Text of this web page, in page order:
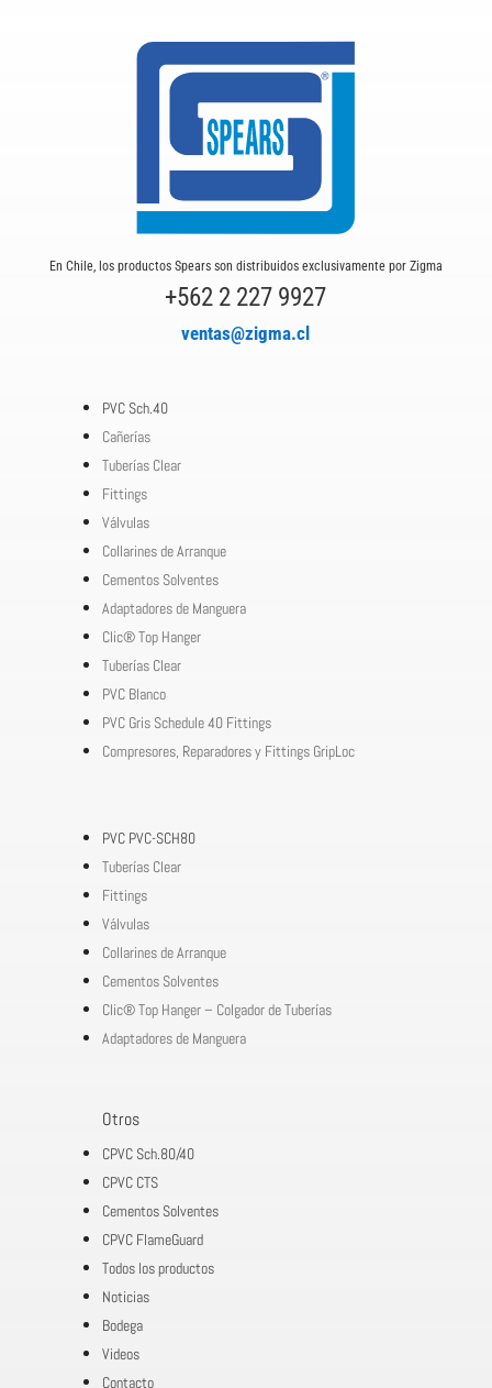
En Chile, los productos Spears son distribuidos exclusivamente por Zigma
+562 2 227 9927
ventas@zigma.cl
PVC Sch.40
Cañerías
Tuberías Clear
Fittings
Válvulas
Collarines de Arranque
Cementos Solventes
Adaptadores de Manguera
Clic® Top Hanger
Tuberías Clear
PVC Blanco
PVC Gris Schedule 40 Fittings
Compresores, Reparadores y Fittings GripLoc
PVC PVC-SCH80
Tuberías Clear
Fittings
Válvulas
Collarines de Arranque
Cementos Solventes
Clic® Top Hanger – Colgador de Tuberías
Adaptadores de Manguera
Otros
CPVC Sch.80/40
CPVC CTS
Cementos Solventes
CPVC FlameGuard
Todos los productos
Noticias
Bodega
Videos
Contacto